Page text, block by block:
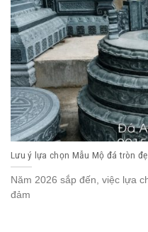
Lưu ý lựa chọn Mẫu Mộ đá tròn
Năm 2026 sắp đến, việc lựa
đảm